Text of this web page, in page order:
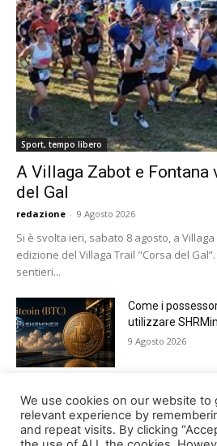
Sport, tempo libero
A Villaga Zabot e Fontana
del Gal
redazione - 9 Agosto 2026
Si è svolta ieri, sabato 8 agosto, a Villaga
edizione del Villaga Trail "Corsa del
sentieri...
Come i
utilizzare
9 Agosto 2026
Tutto pronto a
Super 3
8 Agosto 2026
We use cookies on our website to
relevant experience by
and repeat visits. By clicking